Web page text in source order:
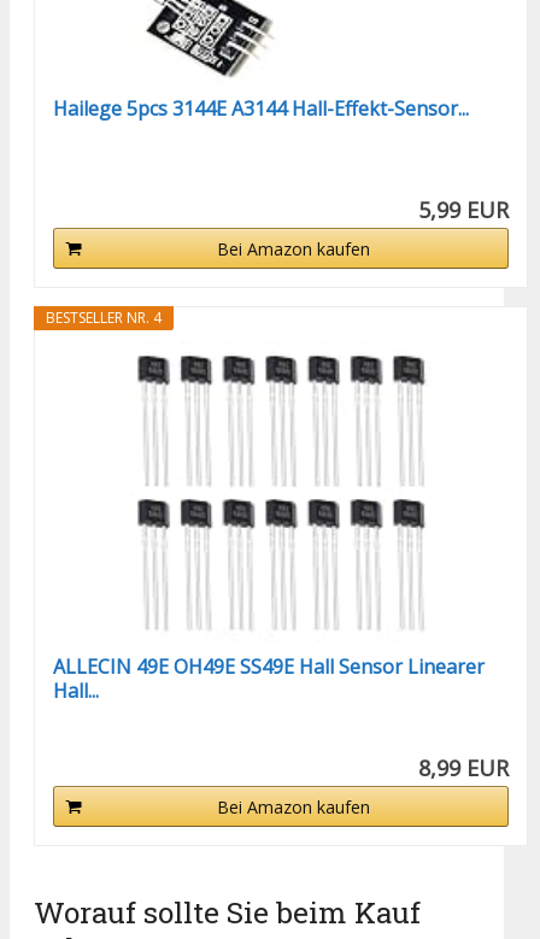
Hailege 5pcs 3144E A3144 Hall-Effekt-Sensor...
5,99 EUR
Bei Amazon kaufen
BESTSELLER NR. 4
ALLECIN 49E OH49E SS49E Hall Sensor Linearer
Hall...
8,99 EUR
Bei Amazon kaufen
Worauf sollte Sie beim Kauf